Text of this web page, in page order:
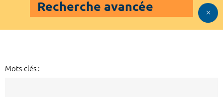
Recherche avancée
Mots-clés :